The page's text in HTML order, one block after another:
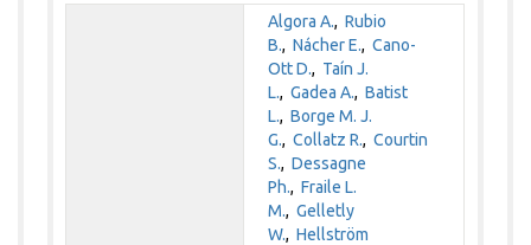
Algora A.,Rubio
B.,Nácher E.,Cano-
Ott D., Taín J.
L.,Gadea A.,Batist
L.,Borge M. J.
G.,Collatz R.,Courtin
S.,Dessagne
Ph.,Fraile L.
M.,Gelletly
W.,Hellström